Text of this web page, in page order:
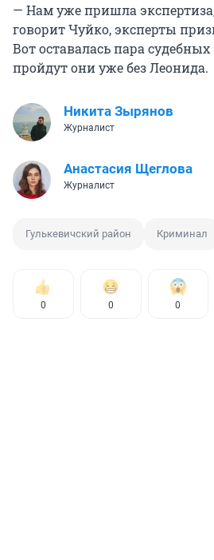
— Нам уже пришла
говорит Чуйко, эксперты
Вот оставалась пара
пройдут они уже без Леонида.
Никита Зырянов
Журналист
Анастасия Щеглова
Журналист
Гулькевичский район Криминал
0 0 0